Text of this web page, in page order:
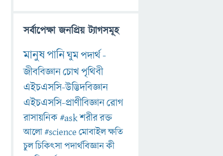
সর্বাপেক্ষা জনপ্রিয় ট্যাগসমূহ
মানুষপানিঘুমপদার্থ-
জীববিজ্ঞানচোখপৃথিবী
এইচএসসি-উদ্ভিদবিজ্ঞান
এইচএসসি-প্রাণীবিজ্ঞানরোগ
রাসায়নিক#askশরীররক্ত
আলো#scienceমোবাইলক্ষতি
চুলচিকিৎসাপদার্থবিজ্ঞানকী